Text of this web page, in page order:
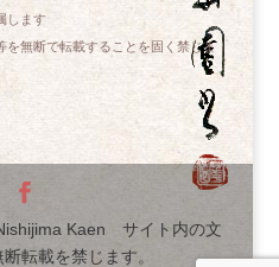
します
無断で転載することを固く禁じま
Kaen サイト内の文
転載を禁じます。